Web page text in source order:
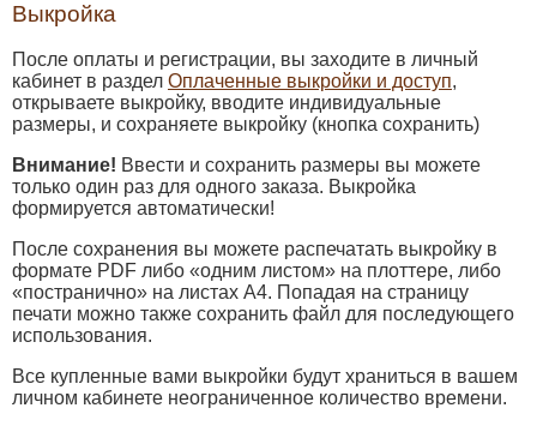
Выкройка
После оплаты и регистрации, вы заходите в личный
кабинет в раздел Оплаченные выкройки и доступ,
открываете выкройку, вводите индивидуальные
размеры, и сохраняете выкройку (кнопка сохранить)
Внимание! Ввести и сохранить размеры вы можете
только один раз для одного заказа. Выкройка
формируется автоматически!
После сохранения вы можете распечатать выкройку в
формате PDF либо «одним листом» на плоттере, либо
«постранично» на листах А4. Попадая на страницу
печати можно также сохранить файл для последующего
использования.
Все купленные вами выкройки будут храниться в вашем
личном кабинете неограниченное количество времени.